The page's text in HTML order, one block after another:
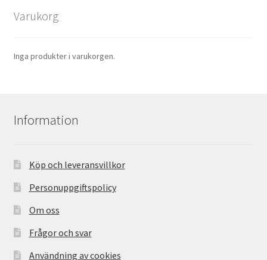
Varukorg
Inga produkter i varukorgen.
Information
Köp och leveransvillkor
Personuppgiftspolicy
Om oss
Frågor och svar
Användning av cookies